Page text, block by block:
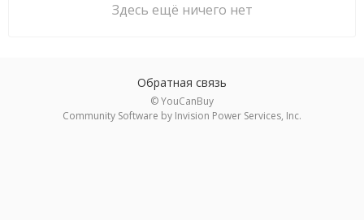
Здесь ещё ничего нет
Обратная связь
© YouCanBuy
Community Software by Invision Power Services, Inc.